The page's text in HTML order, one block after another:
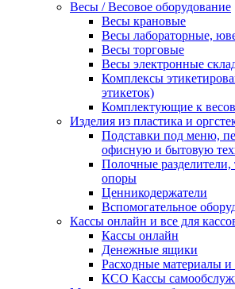
Весы / Весовое оборудование
Весы крановые
Весы лабораторные,
Весы торговые
Весы электронные
Комплексы
этикеток)
Комплектующие к
Изделия из пластика и
Подставки под меню,
офисную и бытовую
Полочные разделители,
опоры
Ценникодержатели
Вспомогательное
Кассы онлайн и все для
Кассы онлайн
Денежные ящики
Расходные материалы
КСО Кассы